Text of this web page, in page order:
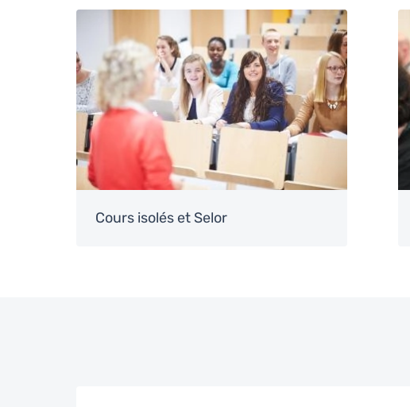
Cours isolés et Selor